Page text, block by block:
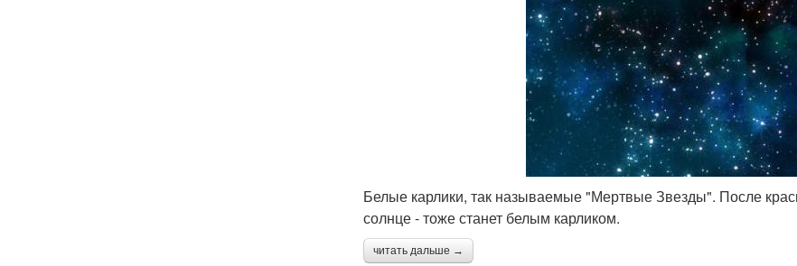
Белые карлики, так называемые "Мертвые Звезды". После
солнце - тоже станет белым карликом.
читать дальше →